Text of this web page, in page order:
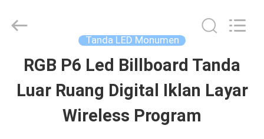
RUMAH
PRODUK
Labs
Tanda LED Monumen
RGB P6 Led Billboard Tanda
Luar Ruang Digital Iklan Layar
Wireless Program